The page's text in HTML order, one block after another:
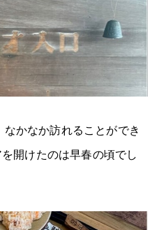
かなか訪れることができ
開けたのは早春の頃でし